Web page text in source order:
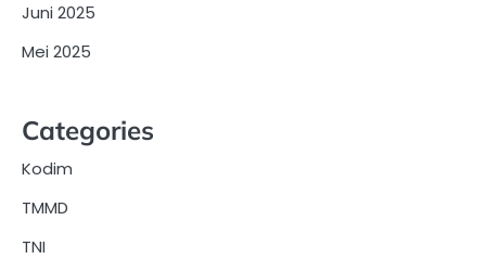
Juni 2025
Mei 2025
Categories
Kodim
TMMD
TNI